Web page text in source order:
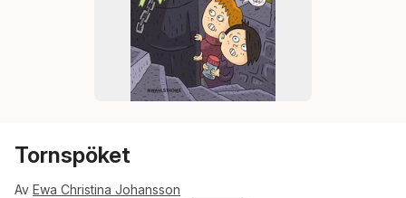
Tornspöket
Av Ewa Christina Johansson